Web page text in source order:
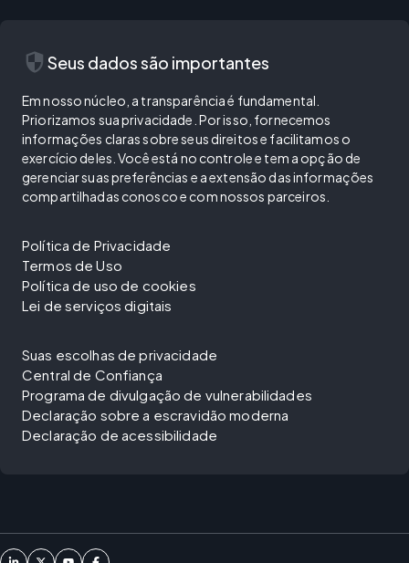
security Seus dados são importantes
Em nosso núcleo, a transparência é fundamental.
Priorizamos sua privacidade. Por isso, fornecemos
informações claras sobre seus direitos e facilitamos o
exercício deles. Você está no controle e tem a opção de
gerenciar suas preferências e a extensão das informações
compartilhadas conosco e com nossos parceiros.
Política de Privacidade
Termos de Uso
Política de uso de cookies
Lei de serviços digitais
Suas escolhas de privacidade
Central de Confiança
Programa de divulgação de vulnerabilidades
Declaração sobre a escravidão moderna
Declaração de acessibilidade